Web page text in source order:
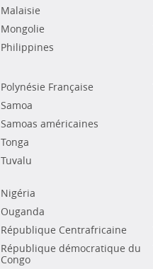
Malaisie
Mongolie
Philippines
Polynésie Française
Samoa
Samoas américaines
Tonga
Tuvalu
Nigéria
Ouganda
République Centrafricaine
République démocratique du
Congo